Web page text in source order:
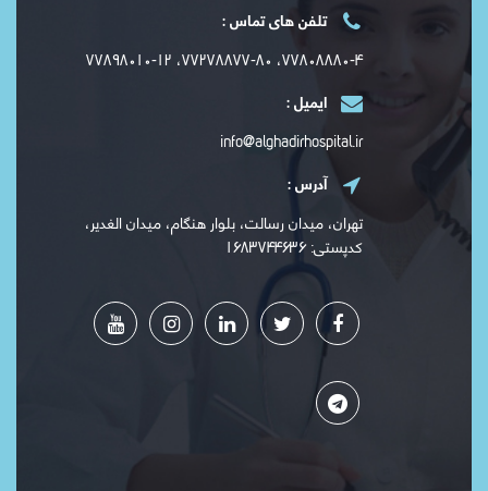
تلفن های تماس :
۷۷۸۰۸۸۸۰-۴، ۷۷۲۷۸۸۷۷-۸۰، ۷۷۸۹۸۰۱۰-۱۲
ایمیل :
info@alghadirhospital.ir
آدرس :
تهران، میدان رسالت، بلوار هنگام، میدان الغدیر،
کدپستی: ۱۶۸۳۷۴۴۶۳۶